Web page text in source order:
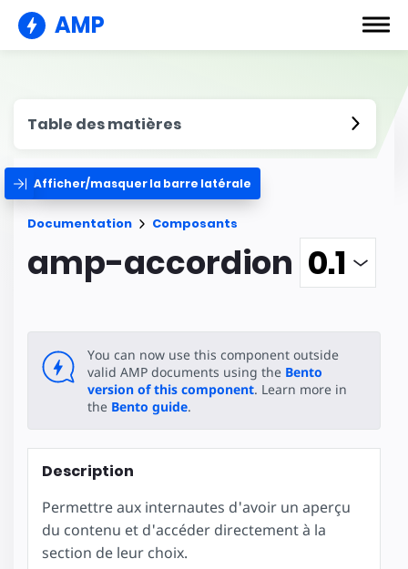
AMP
Table des matières
Afficher/masquer la barre latérale
Documentation Composants
amp-accordion
You can now use this component outside
valid AMP documents using the Bento
version of this component. Learn more in
the Bento guide.
Description
Permettre aux internautes d'avoir un aperçu
du contenu et d'accéder directement à la
section de leur choix.